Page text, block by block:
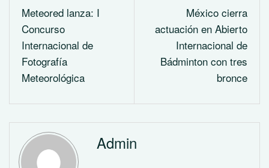
Meteored lanza: I
Concurso
Internacional de
Fotografía
Meteorológica
México cierra
actuación en Abierto
Internacional de
Bádminton con tres
bronce
Admin